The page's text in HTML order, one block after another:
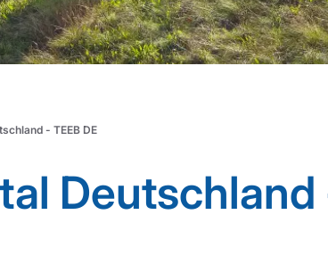
- TEEB DE
Deutschland